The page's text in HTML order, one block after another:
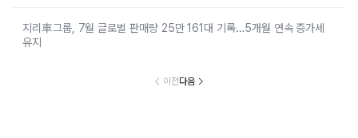
지리車그룹, 7월 글로벌 판매량 25만 161대 기록…5개월 연속 증가세
유지
이전다음